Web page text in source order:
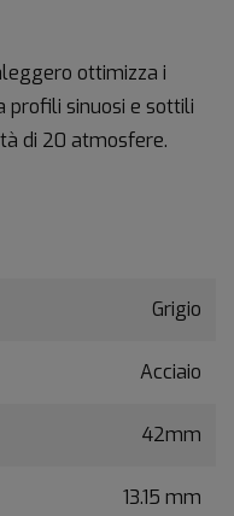
ottimizza i
profili sinuosi e sottili
di 20 atmosfere.
Grigio
Acciaio
42mm
13.15 mm